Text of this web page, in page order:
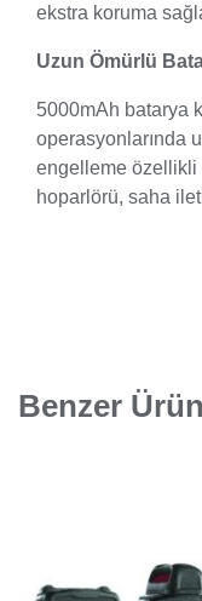
ekstra koruma
Uzun Ömürlü
5000mAh batarya
operasyonlarında
engelleme özellikli
hoparlörü, saha
Benzer